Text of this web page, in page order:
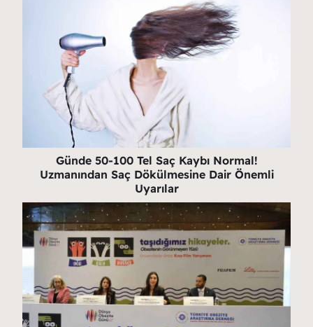
Günde 50-100 Tel Saç Kaybı Normal!
Uzmanından Saç Dökülmesine Dair Önemli
Uyarılar